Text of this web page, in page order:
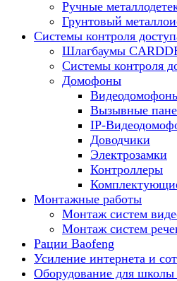
Ручные
Грунтовый
Системы контроля
Шлагбаумы
Системы контроля
Домофоны
Вызывные
IP-
Доводчики
Электрозамки
Контроллеры
Монтажные работы
Монтаж систем
Монтаж систем
Рации Baofeng
Усиление интернета и
Оборудование для школы